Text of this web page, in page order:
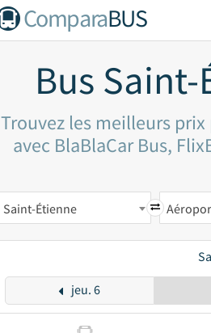
ComparaBUS
Bus
Trouvez les meilleurs
avec BlaBlaCar Bus,
Saint-Étienne
jeu. 6